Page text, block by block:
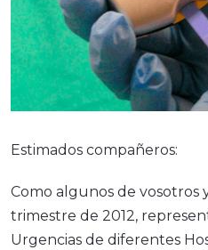
Estimados compañeros:
Como algunos de vosotros
trimestre de 2012,
Urgencias de diferentes